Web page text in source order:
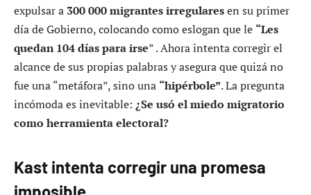
expulsar a 300 000 migrantes irregularesen su primer
día de Gobierno, colocando como eslogan que le “Les
quedan 104 días para irse” . Ahora intenta corregir el
alcance de sus propias palabras y asegura que quizá no
fue una “metáfora”, sino una “hipérbole”. La pregunta
incómoda es inevitable: ¿Se usó el miedo migratorio
como herramienta electoral?
Kast intenta corregir una promesa